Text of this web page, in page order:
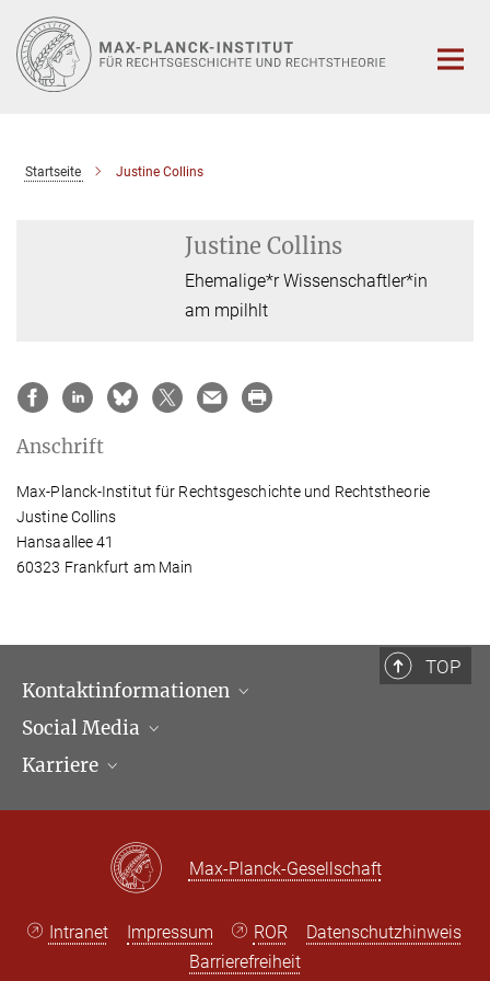
Hauptinhalt
Startseite Justine Collins
Justine Collins
Ehemalige*r Wissenschaftler*in
am mpilhlt
Anschrift
Max-Planck-Institut für Rechtsgeschichte und Rechtstheorie
Justine Collins
Hansaallee 41
60323 Frankfurt am Main
TOP
Kontaktinformationen
Öffnungszeiten & Anfahrt
Ansprechpartner*innen
Social Media
LinkedIn
Karriere
Max Planck Law
Max-Planck-Gesellschaft
Intranet Impressum ROR
Datenschutzhinweis
Barrierefreiheit